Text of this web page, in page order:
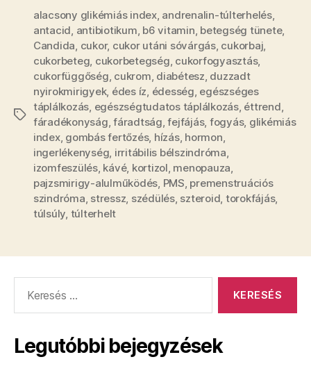
Címkék
alacsony glikémiás index, andrenalin-túlterhelés,
antacid antibiotikum b6 vitamin betegség tünete,
Candida cukor, cukor utáni sóvárgás, cukorbaj
cukorbeteg cukorbetegség cukorfogyasztás,
cukorfüggőség cukrom diabétesz duzzadt
nyirokmirigyek, édes íz édesség egészséges
táplálkozás egészségtudatos táplálkozás, éttrend
fáradékonyság ,fáradtság ,fejfájás, fogyás, glikémiás
index, gombás fertőzés, hízás, hormon
ingerlékenység irritábilis bélszindróma
izomfeszülés, kávé, kortizol menopauza
pajzsmirigy-alulműködés PMS premenstruációs
szindróma stressz szédülés, szteroid torokfájás,
túlsúly túlterhelt
Legutóbbi bejegyzések